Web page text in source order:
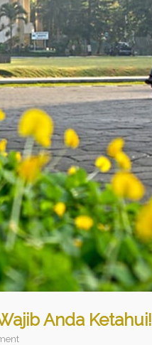
Anda Ketahui!